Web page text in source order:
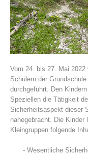
Histoire de
Vom 24. bis 27. Mai 2022
Schülern der
durchgeführt. Den
Speziellen die Tätigkeit
Sicherheitsaspekt dieser
nahegebracht. Die
Kleingruppen folgende
- Wesentliche